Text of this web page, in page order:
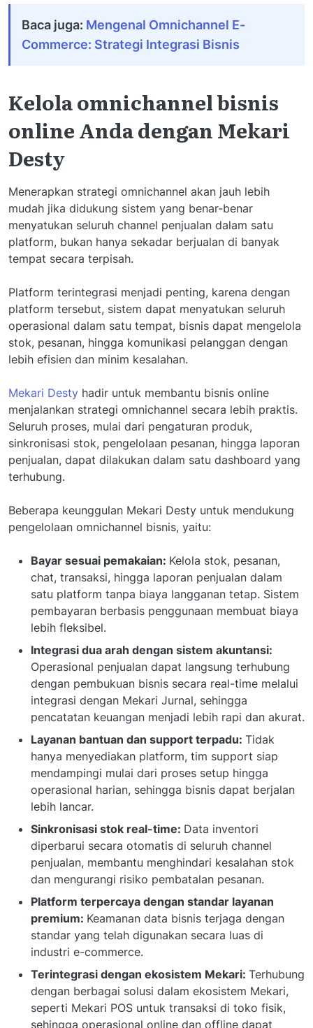
Baca juga: Mengenal Omnichannel E-
Commerce: Strategi Integrasi Bisnis
Kelola omnichannel bisnis
online Anda dengan Mekari
Desty
Menerapkan strategi omnichannel akan jauh lebih
mudah jika didukung sistem yang benar-benar
menyatukan seluruh channel penjualan dalam satu
platform, bukan hanya sekadar berjualan di banyak
tempat secara terpisah.
Platform terintegrasi menjadi penting, karena dengan
platform tersebut, sistem dapat menyatukan seluruh
operasional dalam satu tempat, bisnis dapat mengelola
stok, pesanan, hingga komunikasi pelanggan dengan
lebih efisien dan minim kesalahan.
Mekari Desty hadir untuk membantu bisnis online
menjalankan strategi omnichannel secara lebih praktis.
Seluruh proses, mulai dari pengaturan produk,
sinkronisasi stok, pengelolaan pesanan, hingga laporan
penjualan, dapat dilakukan dalam satu dashboard yang
terhubung.
Beberapa keunggulan Mekari Desty untuk mendukung
pengelolaan omnichannel bisnis, yaitu:
Bayar sesuai pemakaian: Kelola stok, pesanan,
chat, transaksi, hingga laporan penjualan dalam
satu platform tanpa biaya langganan tetap. Sistem
pembayaran berbasis penggunaan membuat biaya
lebih fleksibel.
Integrasi dua arah dengan sistem akuntansi:
Operasional penjualan dapat langsung terhubung
dengan pembukuan bisnis secara real-time melalui
integrasi dengan Mekari Jurnal, sehingga
pencatatan keuangan menjadi lebih rapi dan akurat.
Layanan bantuan dan support terpadu: Tidak
hanya menyediakan platform, tim support siap
mendampingi mulai dari proses setup hingga
operasional harian, sehingga bisnis dapat berjalan
lebih lancar.
Sinkronisasi stok real-time: Data inventori
diperbarui secara otomatis di seluruh channel
penjualan, membantu menghindari kesalahan stok
dan mengurangi risiko pembatalan pesanan.
Platform terpercaya dengan standar layanan
premium: Keamanan data bisnis terjaga dengan
standar yang telah digunakan secara luas di
industri e-commerce.
Terintegrasi dengan ekosistem Mekari: Terhubung
dengan berbagai solusi dalam ekosistem Mekari,
seperti Mekari POS untuk transaksi di toko fisik,
sehingga operasional online dan offline dapat